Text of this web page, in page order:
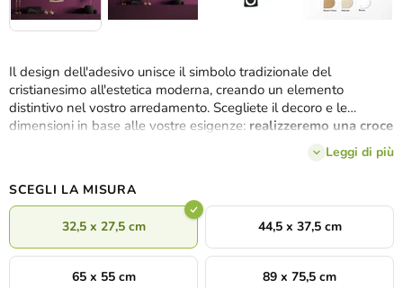
Il design dell'adesivo unisce il simbolo tradizionale del
cristianesimo all'estetica moderna, creando un elemento
distintivo nel vostro arredamento. Scegliete il decoro e le
dimensioni in base alle vostre esigenze: realizzeremo una croce
Leggi di più
SCEGLI LA MISURA
32,5 x 27,5 cm 44,5 x 37,5 cm
65 x 55 cm 89 x 75,5 cm